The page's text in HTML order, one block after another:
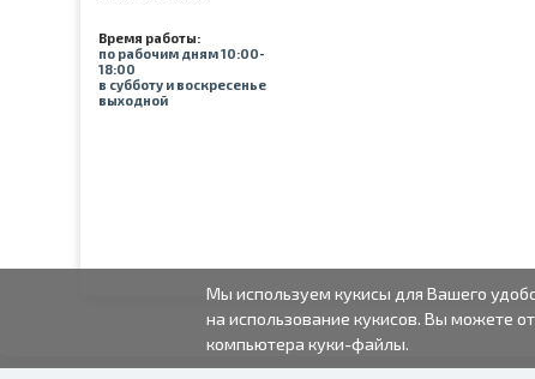
Время работы:
по рабочим дням 10:00-
18:00
в субботу и воскресенье
выходной
Мы используем кукисы для Вашего
на использование кукисов. Вы можете
компьютера куки-файлы.